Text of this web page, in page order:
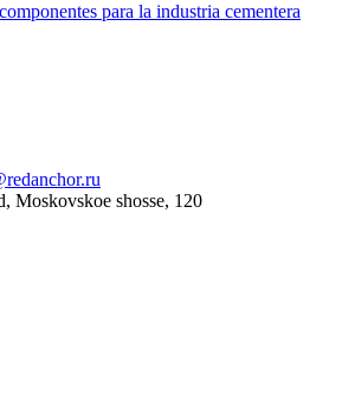
para la industria cementera
Moskovskoe shosse, 120